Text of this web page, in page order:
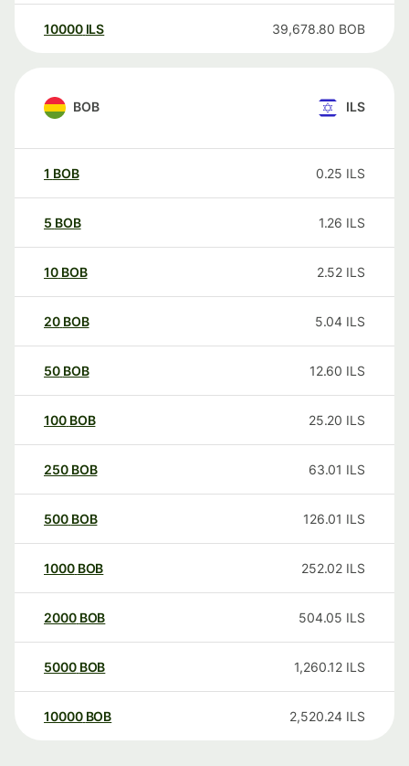
10000 ILS 39,678.80 BOB
BOB ILS
1 BOB 0.25 ILS
5 BOB 1.26 ILS
10 BOB 2.52 ILS
20 BOB 5.04 ILS
50 BOB 12.60 ILS
100 BOB 25.20 ILS
250 BOB 63.01 ILS
500 BOB 126.01 ILS
1000 BOB 252.02 ILS
2000 BOB 504.05 ILS
5000 BOB 1,260.12 ILS
10000 BOB 2,520.24 ILS